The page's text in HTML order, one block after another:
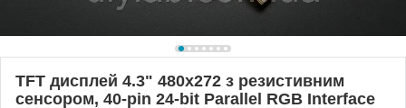
TFT дисплей 4.3" 480x272 з резистивним
сенсором, 40-pin 24-bit Parallel RGB Interface